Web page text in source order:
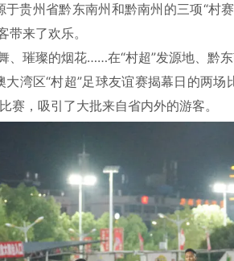
于贵州省黔东南州和黔南州的三项“村
来了欢乐。
、璀璨的烟花……在“村超”发源地、黔
湾区“村超”足球友谊赛揭幕日的两场
赛，吸引了大批来自省内外的游客。